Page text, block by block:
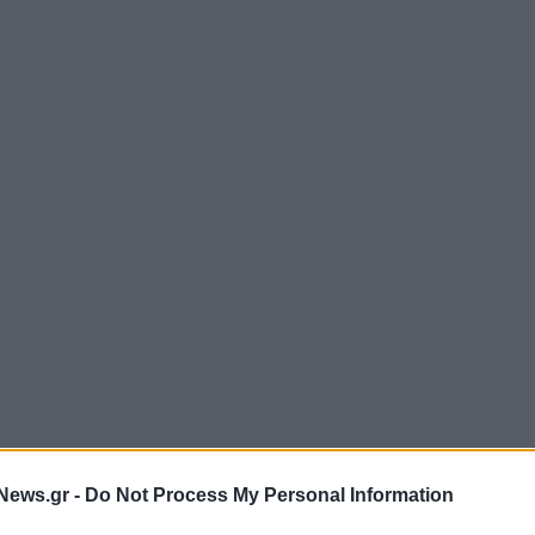
- Do Not Process My Personal Information